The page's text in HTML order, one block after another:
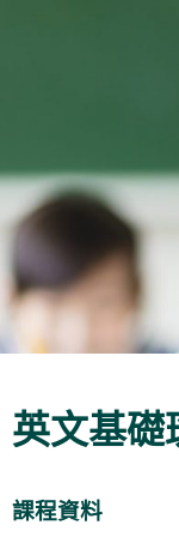
英文基礎
課程資料